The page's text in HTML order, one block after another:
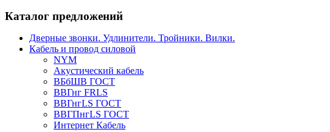
Каталог предложений
Дверные звонки. Удлинители. Тройники. Вилки.
Кабель и провод силовой
NYM
Акустический кабель
ВБбШВ ГОСТ
ВВГнг FRLS
ВВГнгLS ГОСТ
ВВГПнгLS ГОСТ
Интернет Кабель